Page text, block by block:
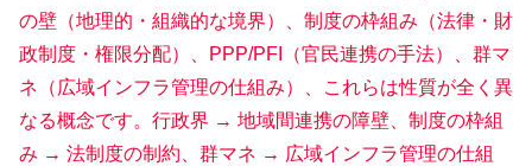
の壁（地理的・組織的な境界）、制度の枠組み（法律・財
政制度・権限分配）、PPP/PFI（官民連携の手法）、群マ
ネ（広域インフラ管理の仕組み）、これらは性質が全く異
なる概念です。行政界 → 地域間連携の障壁、制度の枠組
み → 法制度の制約、群マネ → 広域インフラ管理の仕組